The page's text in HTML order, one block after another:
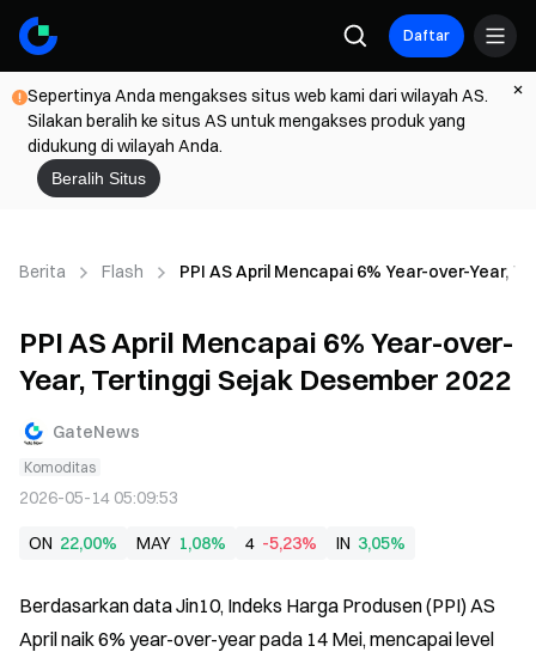
Daftar
Sepertinya Anda mengakses situs web kami dari wilayah AS.
Silakan beralih ke situs AS untuk mengakses produk yang
didukung di wilayah Anda.
Beralih Situs
Berita Flash PPI AS April Mencapai 6% Year-over-Year,
PPI AS April Mencapai 6% Year-over-
Year, Tertinggi Sejak Desember 2022
GateNews
Komoditas
2026-05-14 05:09:53
ON 22,00% MAY 1,08% 4 -5,23% IN 3,05%
Berdasarkan data Jin10, Indeks Harga Produsen (PPI) AS
April naik 6% year-over-year pada 14 Mei, mencapai level